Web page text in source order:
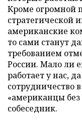
Кроме огромной
стратегической
американские
то сами станут
требованием
России. Мало ли
работает у нас,
сотрудничество
«американцы
собеседник.